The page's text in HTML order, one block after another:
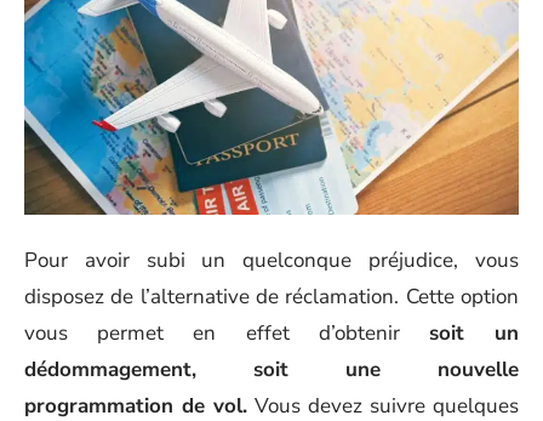
Pour avoir subi un quelconque préjudice, vous
disposez de l’alternative de réclamation. Cette option
vous permet en effet d’obtenir soit un
dédommagement, soit une nouvelle
programmation de vol. Vous devez suivre quelques